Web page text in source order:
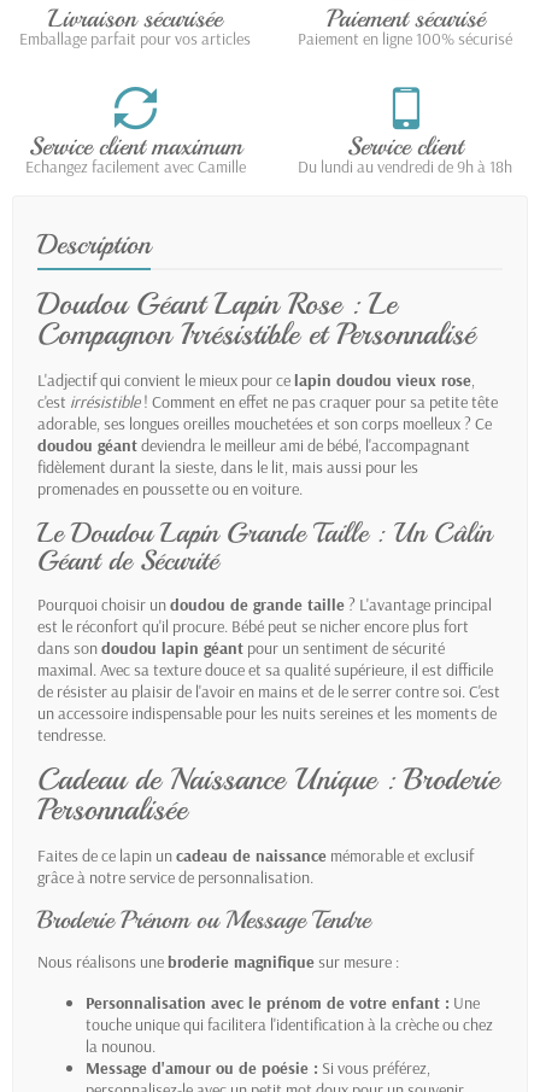
Livraison sécurisée
Emballage parfait pour vos articles
Paiement sécurisé
Paiement en ligne 100% sécurisé
Service client maximum
Echangez facilement avec Camille
Service client
Du lundi au vendredi de 9h à 18h
Description
Doudou Géant Lapin Rose : Le
Compagnon Irrésistible et Personnalisé
L'adjectif qui convient le mieux pour ce lapin doudou vieux rose
c'est irrésistible! Comment en effet ne pas craquer pour sa petite tête
adorable, ses longues oreilles mouchetées et son corps moelleux ? Ce
doudou géantdeviendra le meilleur ami de bébé, l'accompagnant
fidèlement durant la sieste, dans le lit, mais aussi pour les
promenades en poussette ou en voiture.
Le Doudou Lapin Grande Taille : Un Câlin
Géant de Sécurité
Pourquoi choisir undoudou de grande taille? L'avantage principal
est le réconfort qu'il procure. Bébé peut se nicher encore plus fort
dans sondoudou lapin géant pour un sentiment de sécurité
maximal. Avec sa texture douce et sa qualité supérieure, il est difficile
de résister au plaisir de l'avoir en mains et de le serrer contre soi. C'est
un accessoire indispensable pour les nuits sereines et les moments de
tendresse.
Cadeau de Naissance Unique : Broderie
Personnalisée
Faites de ce lapin uncadeau de naissance mémorable et exclusif
grâce à notre service de personnalisation.
Broderie Prénom ou Message Tendre
Nous réalisons une broderie magnifique sur mesure :
Personnalisation avec le prénom de votre enfant : Une
touche unique qui facilitera l'identification à la crèche ou chez
la nounou.
Message d'amour ou de poésie : Si vous préférez,